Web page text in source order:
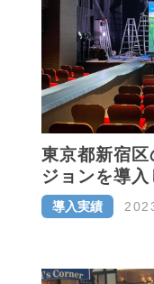
東京都新宿
ジョンを導入
導入実績